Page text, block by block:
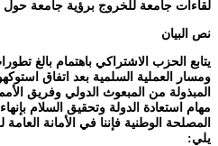
لقاءات جامعة للخروج برؤية جامعة حول
نص البيان
يتابع الحزب الاشتراكي باهتمام بالغ
ومسار العملية السلمية بعد اتفاق
المبذولة من المبعوث الدولي وفريق
مهام استعادة الدولة وتحقيق السلام
المصلحة الوطنية فإننا في الأمانة
يلي: